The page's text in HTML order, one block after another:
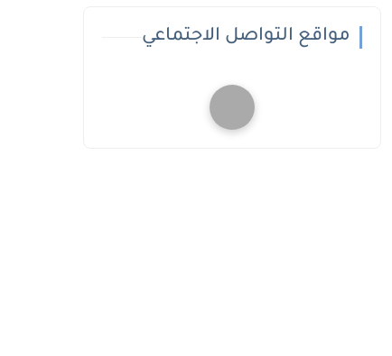
مواقع التواصل الاجتماعي